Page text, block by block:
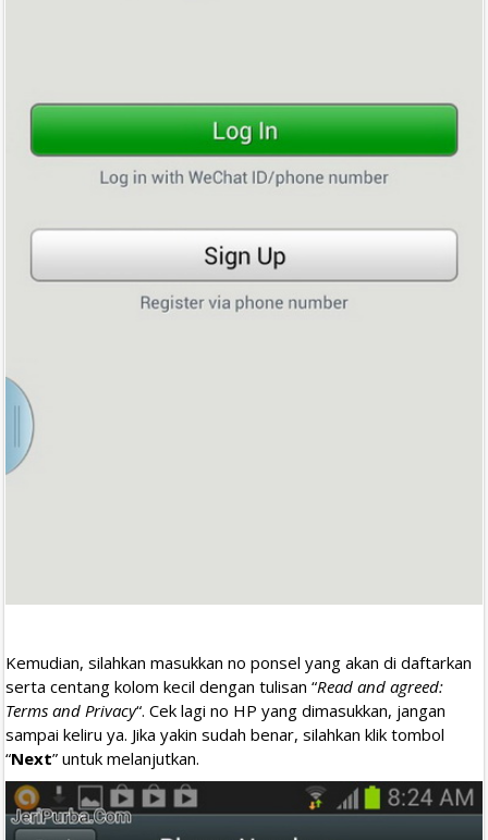
Kemudian, silahkan masukkan no ponsel yang akan di daftarkan
serta centang kolom kecil dengan tulisan “Read and agreed:
Terms and Privacy“. Cek lagi no HP yang dimasukkan, jangan
sampai keliru ya. Jika yakin sudah benar, silahkan klik tombol
“Next” untuk melanjutkan.